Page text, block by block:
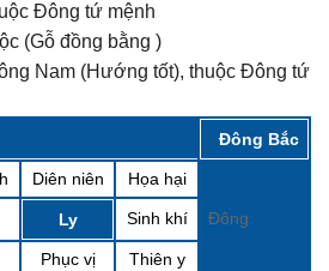
Đông tứ mệnh
(Gỗ đồng bằng )
Nam (Hướng tốt), thuộc Đông tứ
Đông Bắc
Diên niên Họa hại
Đông
Ly Sinh khí
Phục vị Thiên y